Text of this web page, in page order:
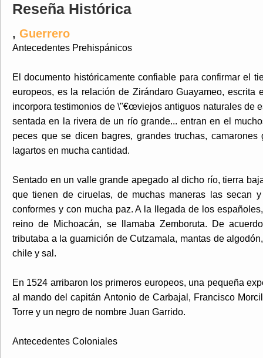
Reseña Histórica
, Guerrero
Antecedentes Prehispánicos
El documento históricamente confiable para confirmar el
europeos, es la relación de Zirándaro Guayameo, escrita
incorpora testimonios de \"€œviejos antiguos naturales de
sentada en la rivera de un río grande... entran en el
peces que se dicen bagres, grandes truchas,
lagartos en mucha cantidad.
Sentado en un valle grande apegado al dicho río, tierra
que tienen de ciruelas, de muchas maneras las secan
conformes y con mucha paz. A la llegada de los
reino de Michoacán, se llamaba Zemboruta. De
tributaba a la guarnición de Cutzamala, mantas de
chile y sal.
En 1524 arribaron los primeros europeos, una pequeña
al mando del capitán Antonio de Carbajal, Francisco
Torre y un negro de nombre Juan Garrido.
Antecedentes Coloniales